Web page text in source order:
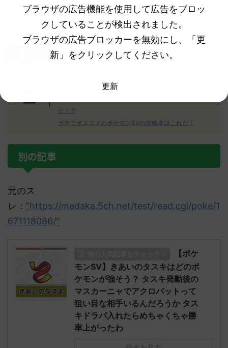
と！？
ガチでオススメのポケモンSVの攻略本はこれだ！
別の記事
元のス
レ： "https://medaka.5ch.net/test/read.cgi/poke/1
671118086/"
【ポケ
モンSV】きあいのタスキはどのポ
ケモンが強そう？ タスキ発動後の
マスカーニャでアクロバットって
狙い目な相手いるんだろうか タス
キドラパ入れたらめちゃくちゃ勝
率上がったわ
ブラウザの広告機能を使用して広告をブロッ
クしていることが検出されました。
ブラウザの広告ブロッカーを無効にし、「更
新」をクリックしてください。
更新